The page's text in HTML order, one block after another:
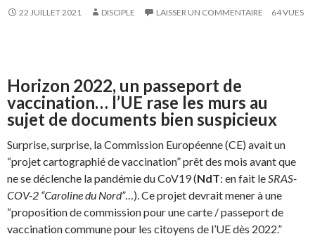
22 JUILLET 2021 DISCIPLE LAISSER UN COMMENTAIRE 64 VUES
Horizon 2022, un passeport de
vaccination… l’UE rase les murs au
sujet de documents bien suspicieux
Surprise, surprise, la Commission Européenne (CE) avait un
“projet cartographié de vaccination” prêt des mois avant que
ne se déclenche la pandémie du CoV19 (NdT: en fait leSRAS-
COV-2 “Caroline du Nord”…). Ce projet devrait mener à une
“proposition de commission pour une carte / passeport de
vaccination commune pour les citoyens de l’UE dès 2022.”